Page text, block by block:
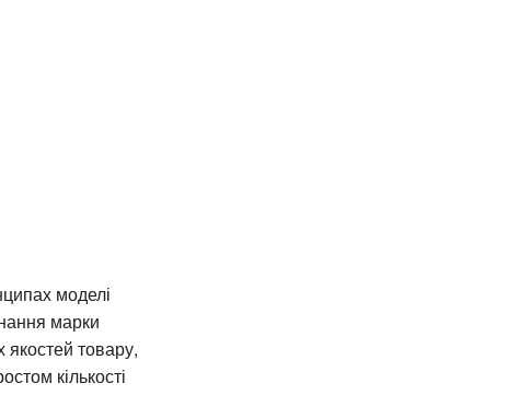
моделі
марки
якостей товару,
кількості